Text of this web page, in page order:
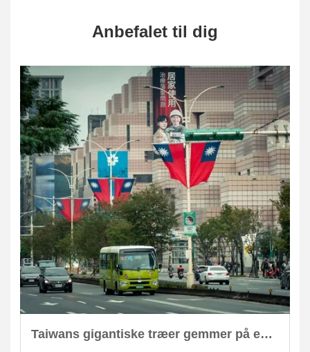
Anbefalet til dig
Taiwans gigantiske træer gemmer på enorm CO2-lagring